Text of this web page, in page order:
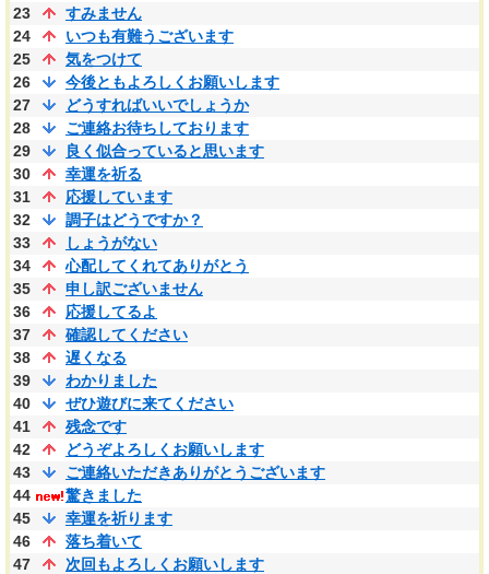
23
すみません
24
いつも有難うございます
25
気をつけて
26
今後ともよろしくお願いします
27
どうすればいいでしょうか
28
ご連絡お待ちしております
29
良く似合っていると思います
30
幸運を祈る
31
応援しています
32
調子はどうですか？
33
しょうがない
34
心配してくれてありがとう
35
申し訳ございません
36
応援してるよ
37
確認してください
38
遅くなる
39
わかりました
40
ぜひ遊びに来てください
41
残念です
42
どうぞよろしくお願いします
43
ご連絡いただきありがとうございます
44
驚きました
45
幸運を祈ります
46
落ち着いて
47
次回もよろしくお願いします